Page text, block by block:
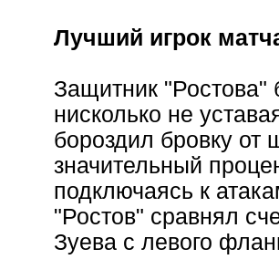
Лучший игрок
Защитник "Ростова"
нисколько не
бороздил бровку
значительный
подключаясь к
"Ростов" сравнял
Зуева с левого